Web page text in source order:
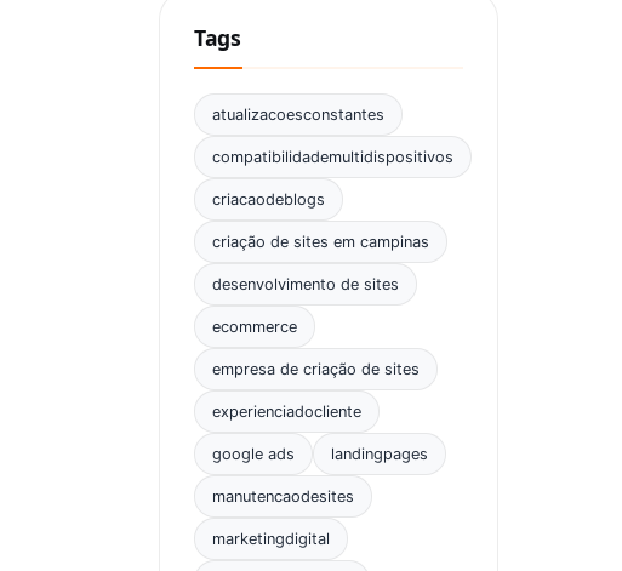
Tags
atualizacoesconstantes
compatibilidademultidispositivos
criacaodeblogs
criação de sites em campinas
desenvolvimento de sites
ecommerce
empresa de criação de sites
experienciadocliente
google ads landingpages
manutencaodesites
marketingdigital